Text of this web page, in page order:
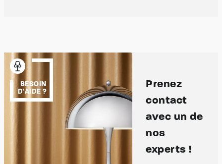
BESOIN
D'AIDE ?
Prenez
contact
avec un de
nos
experts !